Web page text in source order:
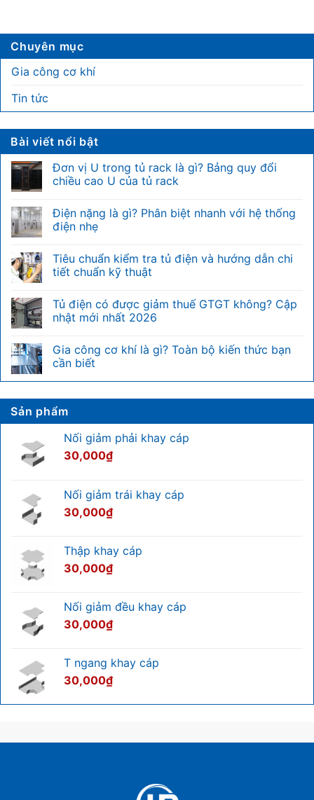
Chuyên mục
Gia công cơ khí
Tin tức
Bài viết nổi bật
Đơn vị U trong tủ rack là gì? Bảng quy đổi
chiều cao U của tủ rack
bình
luận
ở
U
trong
tủ
gì?
Bảng
quy
cao
U
của
Điện nặng là gì? Phân biệt nhanh với hệ thống
điện nhẹ
bình
luận
ở
là
gì?
Phân
với
hệ
thống
Tiêu chuẩn kiểm tra tủ điện và hướng dẫn chi
tiết chuẩn kỹ thuật
bình
luận
ở
kiểm
tra
tủ
dẫn
chi
tiết
chuẩn
thuật
Tủ điện có được giảm thuế GTGT không? Cập
nhật mới nhất 2026
bình
luận
ở
được
giảm
thuế
GTGT
không?
Cập
nhật
Gia công cơ khí là gì? Toàn bộ kiến thức bạn
cần biết
luận
ở
Gia
công
kiến
bạn
Sản phẩm
Nối giảm phải khay cáp
30,000₫
Nối giảm trái khay cáp
30,000₫
Thập khay cáp
30,000₫
Nối giảm đều khay cáp
30,000₫
T ngang khay cáp
30,000₫